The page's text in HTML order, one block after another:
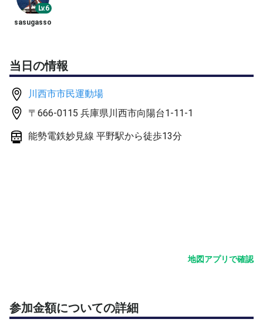
4人〜6人ならダブルスで
→残り4先ノーアド回します。
4人なら練習75分残りワンセット
練習球65球以上（3週間で変えてます）
新球は4球使用。（チャンピオンシップ）
駐車場無料。
Lv.6
sasugasso
当日の情報
川西市市民運動場
〒666-0115 兵庫県川西市向陽台1-11-1
能勢電鉄妙見線 平野駅から徒歩13分
地図アプリで確認
参加金額についての詳細